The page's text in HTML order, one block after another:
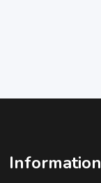
Information